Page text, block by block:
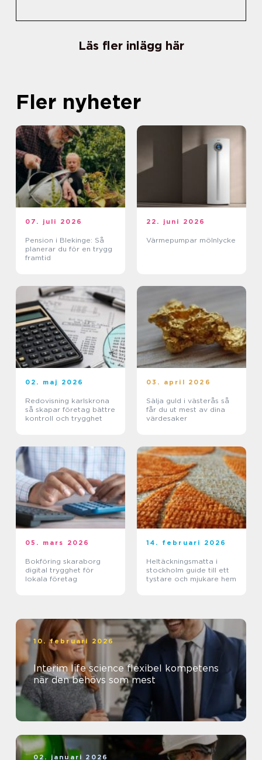
Läs fler inlägg här
Fler nyheter
07. juli 2026
Pension i Blekinge: Så
planerar du för en trygg
framtid
22. juni 2026
Värmepumpar mölnlycke
02. maj 2026
Redovisning karlskrona
så skapar företag bättre
kontroll och trygghet
03. april 2026
Sälja guld i västerås så
får du ut mest av dina
värdesaker
05. mars 2026
Bokföring skaraborg
digital trygghet för
lokala företag
14. februari 2026
Heltäckningsmatta i
stockholm guide till ett
tystare och mjukare hem
10. februari 2026
Interim life science flexibel kompetens
när den behövs som mest
02. januari 2026